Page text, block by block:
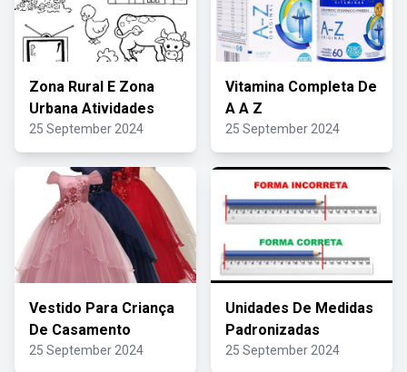
Zona Rural E Zona
Urbana Atividades
25 September 2024
Vitamina Completa De
A A Z
25 September 2024
Vestido Para Criança
De Casamento
25 September 2024
Unidades De Medidas
Padronizadas
25 September 2024